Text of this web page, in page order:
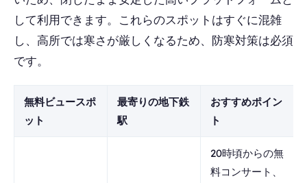
して利用できます。これらのスポットはすぐに混雑
し、高所では寒さが厳しくなるため、防寒対策は必須
です。
無料ビュースポ
ット
最寄りの地下鉄
駅
おすすめポイン
ト
20時頃からの無
料コンサート、